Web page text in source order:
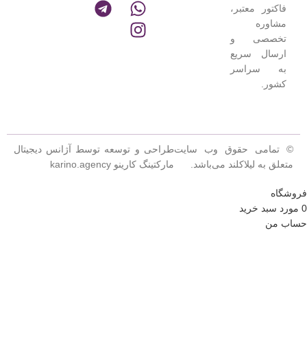
فاکتور معتبر،
مشاوره
تخصصی و
ارسال سریع
به سراسر
کشور.
© تمامی حقوق وب سایت
متعلق به لیلاکلند می‌باشد.
طراحی و توسعه توسط آژانس دیجیتال
مارکتینگ کارینو karino.agency
فروشگاه
0 مورد سبد خرید
حساب من